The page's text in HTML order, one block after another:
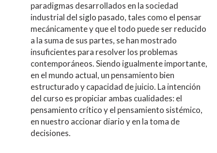
paradigmas desarrollados en la sociedad
industrial del siglo pasado, tales como el pensar
mecánicamente y que el todo puede ser reducido
a la suma de sus partes, se han mostrado
insuficientes para resolver los problemas
contemporáneos. Siendo igualmente importante,
en el mundo actual, un pensamiento bien
estructurado y capacidad de juicio. La intención
del curso es propiciar ambas cualidades: el
pensamiento crítico y el pensamiento sistémico,
en nuestro accionar diario y en la toma de
decisiones.